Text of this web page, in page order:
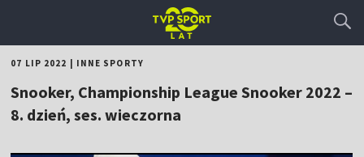
07 LIP 2022 INNE SPORTY
Snooker, Championship League Snooker 2022 –
8. dzień, ses. wieczorna